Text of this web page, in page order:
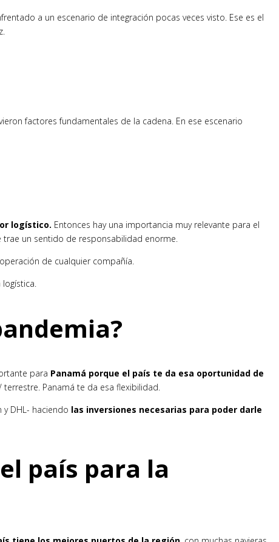
a un escenario de integración pocas veces visto. Ese es el
factores fundamentales de la cadena. En ese escenario
logístico. Entonces hay una importancia muy relevante para el
trae un sentido de responsabilidad enorme.
de cualquier compañía.
para Panamá porque el país te da esa oportunidad de
Panamá te da esa flexibilidad.
DHL- haciendo las inversiones necesarias para poder darle
país para la